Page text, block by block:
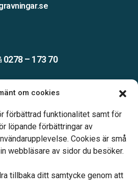
om cookies
förbättrad funktionalitet samt för
löpande förbättringar av
Cookies är små
webbläsare av sidor du besöker.
tillbaka ditt samtycke genom att
0278 – 173 70
telefonöverenskommelse
dig med familjejuridiken –